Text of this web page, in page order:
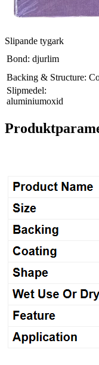
Slipande tygark
Bond: djurlim
Backing & Structure:
Slipmedel:
aluminiumoxid